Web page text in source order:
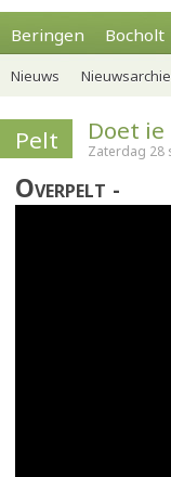
Beringen Bocholt
Nieuws
Pelt Doet
Zaterdag 28
Overpelt